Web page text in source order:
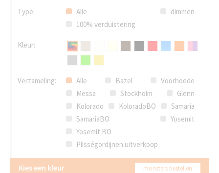
Type: Alle
dimmen
100% verduistering
Kleur:
Verzameling: Alle Bazel
Voorhoede
Messa
Stockholm
Glenn
Kolorado
KoloradoBO
Samaria
SamariaBO
Yosemit
Yosemit BO
Plisségordijnen uitverkoop
Kies een kleur monsters bestellen